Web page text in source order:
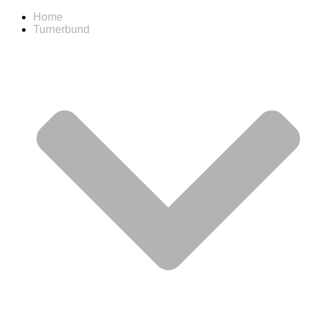
Home
Turnerbund